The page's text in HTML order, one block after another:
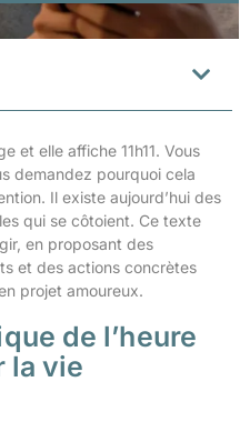
et elle affiche 11h11. Vous
demandez pourquoi cela
Il existe aujourd’hui des
qui se côtoient. Ce texte
en proposant des
et des actions concrètes
projet amoureux.
de l’heure
la vie